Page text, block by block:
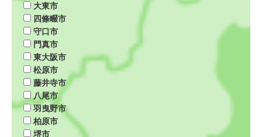
大東市
四條畷市
守口市
門真市
東大阪市
松原市
藤井寺市
八尾市
羽曳野市
柏原市
堺市